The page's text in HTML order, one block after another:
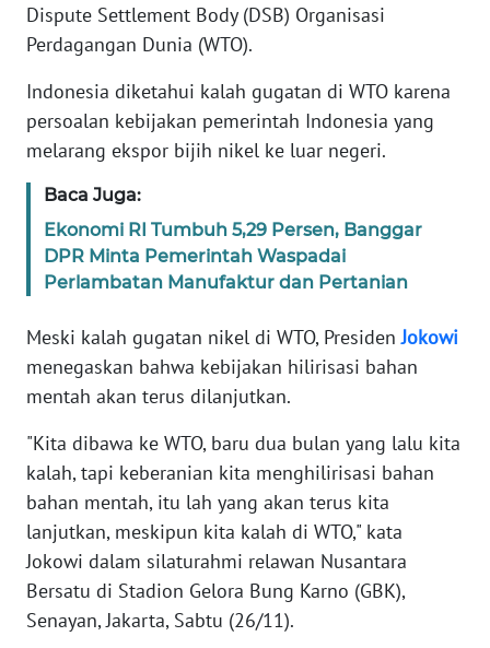
Dispute Settlement Body (DSB) Organisasi
Perdagangan Dunia (WTO).
Indonesia diketahui kalah gugatan di WTO karena
persoalan kebijakan pemerintah Indonesia yang
melarang ekspor bijih nikel ke luar negeri.
Baca Juga:
Ekonomi RI Tumbuh 5,29 Persen, Banggar
DPR Minta Pemerintah Waspadai
Perlambatan Manufaktur dan Pertanian
Meski kalah gugatan nikel di WTO, PresidenJokowi
menegaskan bahwa kebijakan hilirisasi bahan
mentah akan terus dilanjutkan.
"Kita dibawa ke WTO, baru dua bulan yang lalu kita
kalah, tapi keberanian kita menghilirisasi bahan
bahan mentah, itu lah yang akan terus kita
lanjutkan, meskipun kita kalah di WTO," kata
Jokowi dalam silaturahmi relawan Nusantara
Bersatu di Stadion Gelora Bung Karno (GBK),
Senayan, Jakarta, Sabtu (26/11).
PEDOMAN
SIBER
REDAKSI
KARIR
DISCLAIMER
News
Regional
SUMUT
WN
JABAR